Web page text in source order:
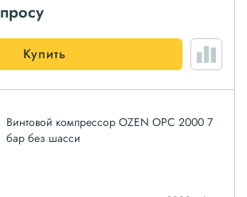
Купить
Винтовой компрессор OZEN OPC 2000 7
бар без шасси